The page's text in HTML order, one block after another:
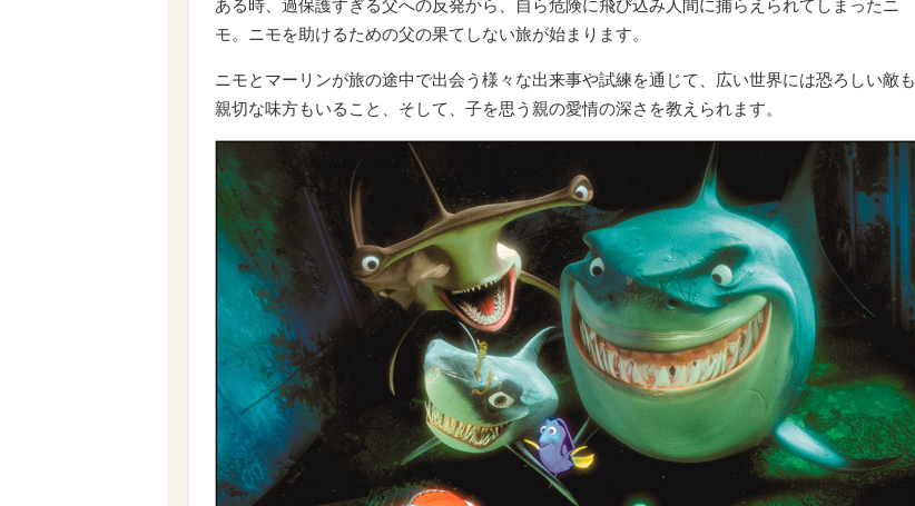
ある時、過保護すぎる父への反発から、自ら危険に飛び込み人間に捕らえられてしまったニ
モ。ニモを助けるための父の果てしない旅が始まります。
ニモとマーリンが旅の途中で出会う様々な出来事や試練を通じて、広い世界には恐ろしい敵も
親切な味方もいること、そして、子を思う親の愛情の深さを教えられます。